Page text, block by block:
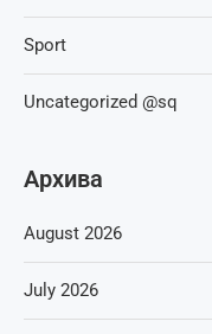
Sport
Uncategorized @sq
Архива
August 2026
July 2026